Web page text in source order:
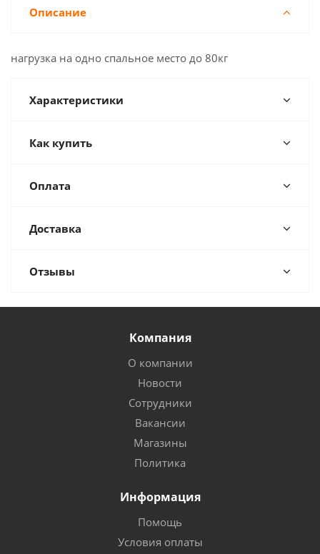
Описание
нагрузка на одно спальное место до 80кг
Характеристики
Как купить
Оплата
Доставка
Отзывы
Компания
О компании
Новости
Сотрудники
Вакансии
Магазины
Политика
Информация
Помощь
Условия оплаты